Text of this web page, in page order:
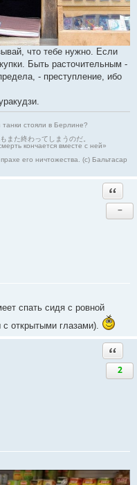
что тебе нужно. Если
Быть расточительным -
- преступление, ибо
танки стояли в Берлине?
また終わってしまうのだ。
кончается вместе с ней»
его ничтожества. (с) Бальтасар
−
спать сидя с ровной
открытыми глазами).
2